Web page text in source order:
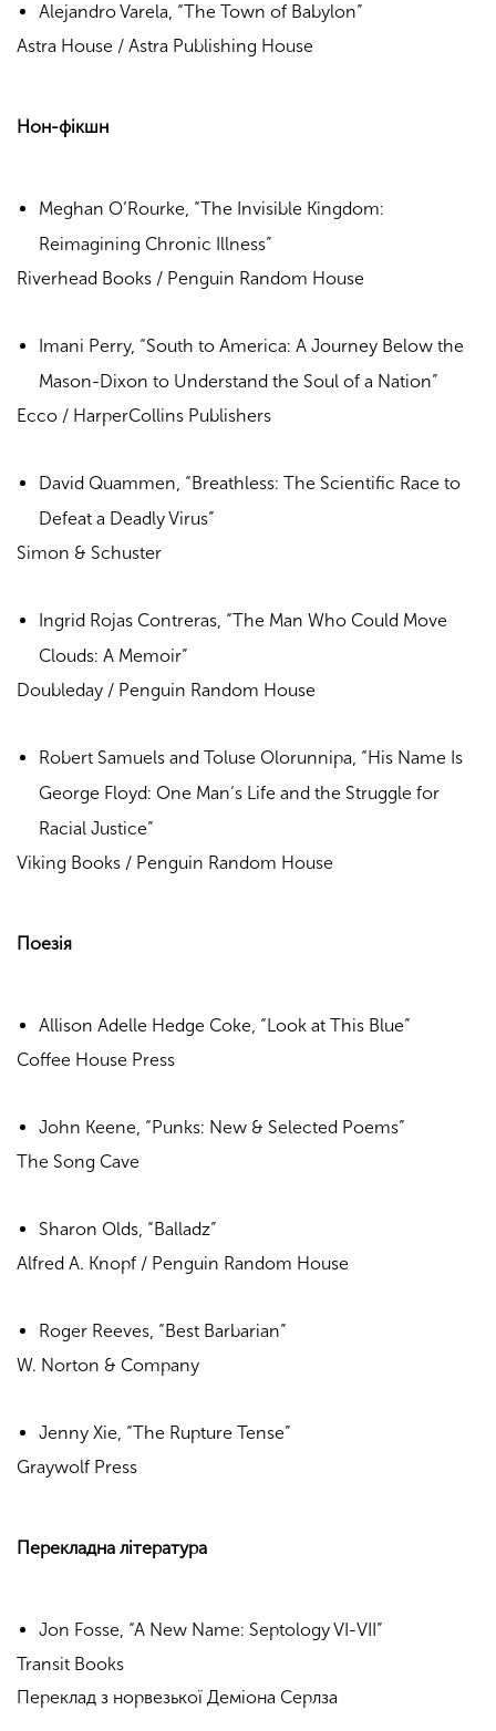
Alejandro Varela, “The Town of Babylon”
Astra House / Astra Publishing House
Нон-фікшн
Meghan O’Rourke, “The Invisible Kingdom:
Reimagining Chronic Illness”
Riverhead Books / Penguin Random House
Imani Perry, “South to America: A Journey Below the
Mason-Dixon to Understand the Soul of a Nation”
Ecco / HarperCollins Publishers
David Quammen, “Breathless: The Scientific Race to
Defeat a Deadly Virus”
Simon & Schuster
Ingrid Rojas Contreras, “The Man Who Could Move
Clouds: A Memoir”
Doubleday / Penguin Random House
Robert Samuels and Toluse Olorunnipa, “His Name Is
George Floyd: One Man’s Life and the Struggle for
Racial Justice”
Viking Books / Penguin Random House
Поезія
Allison Adelle Hedge Coke, “Look at This Blue”
Coffee House Press
John Keene, “Punks: New & Selected Poems”
The Song Cave
Sharon Olds, “Balladz”
Alfred A. Knopf / Penguin Random House
Roger Reeves, “Best Barbarian”
W. Norton & Company
Jenny Xie, “The Rupture Tense”
Graywolf Press
Перекладна література
Jon Fosse, “A New Name: Septology VI-VII”
Transit Books
Переклад з норвезької Деміона Серлза